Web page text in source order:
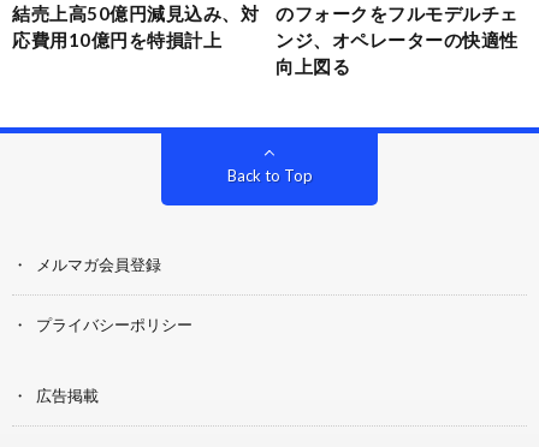
結売上高50億円減見込み、対
応費用10億円を特損計上
のフォークをフルモデルチェ
ンジ、オペレーターの快適性
向上図る
Back to Top
メルマガ会員登録
プライバシーポリシー
広告掲載